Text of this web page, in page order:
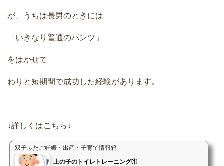
が、うちは長男のときには
「いきなり普通のパンツ」
をはかせて
わりと短期間で成功した経験があります。
↓詳しくはこちら↓
双子ふたご妊娠・出産・子育て情報箱
上の子のトイレトレーニング①